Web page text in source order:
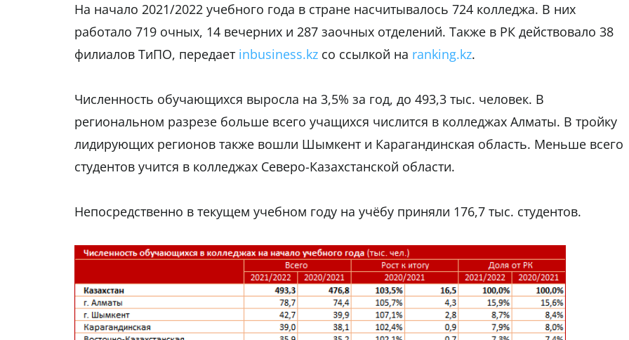
На начало 2021/2022 учебного года в стране насчитывалось 724 колледжа. В них
работало 719 очных, 14 вечерних и 287 заочных отделений. Также в РК действовало 38
филиалов ТиПО, передает inbusiness.kz со ссылкой на ranking.kz.
Численность обучающихся выросла на 3,5% за год, до 493,3 тыс. человек. В
региональном разрезе больше всего учащихся числится в колледжах Алматы. В тройку
лидирующих регионов также вошли Шымкент и Карагандинская область. Меньше всего
студентов учится в колледжах Северо-Казахстанской области.
Непосредственно в текущем учебном году на учёбу приняли 176,7 тыс. студентов.